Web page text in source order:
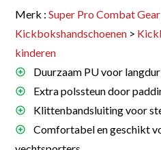
Merk :Super Pro Combat Gear
Kickbokshandschoenen >
kinderen
Duurzaam PU voor
Extra polssteun door
Klittenbandsluiting voor
Comfortabel en geschikt